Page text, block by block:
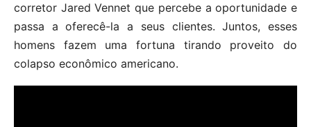
corretor Jared Vennet que percebe a oportunidade e
passa a oferecê-la a seus clientes. Juntos, esses
homens fazem uma fortuna tirando proveito do
colapso econômico americano.